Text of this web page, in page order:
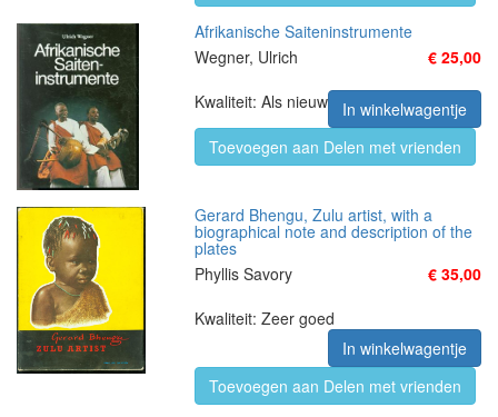
Afrikanische Saiteninstrumente
Wegner, Ulrich
€ 25,00
Kwaliteit: Als nieuw
In winkelwagentje
Toevoegen aan Delen met vrienden
Gerard Bhengu, Zulu artist, with a
biographical note and description of the
plates
Phyllis Savory
€ 35,00
Kwaliteit: Zeer goed
In winkelwagentje
Toevoegen aan Delen met vrienden